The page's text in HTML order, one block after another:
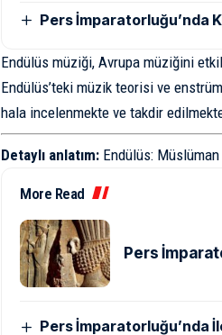
Pers İmparatorluğu’nda
Endülüs müziği, Avrupa müziğini
Endülüs’teki müzik teorisi ve
hala incelenmekte ve takdir
Detaylı anlatım: Endülüs: Müslüman
More Read
Pers
Pers İmparatorluğu’nda